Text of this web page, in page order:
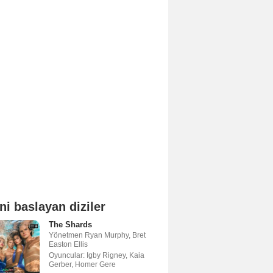
baslayan diziler
The Shards
Yönetmen Ryan Murphy, Bret
Easton Ellis
Oyuncular: Igby Rigney, Kaia
Gerber, Homer Gere